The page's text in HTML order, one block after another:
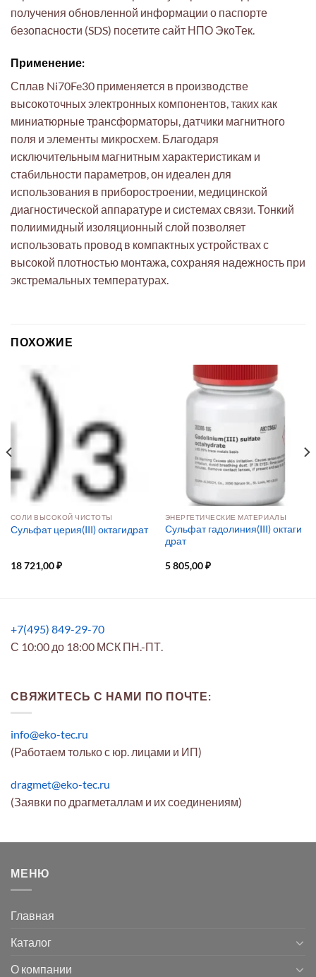
получения обновленной информации о паспорте
безопасности (SDS) посетите сайт НПО ЭкоТек.
Применение:
Сплав Ni70Fe30 применяется в производстве
высокоточных электронных компонентов, таких как
миниатюрные трансформаторы, датчики магнитного
поля и элементы микросхем. Благодаря
исключительным магнитным характеристикам и
стабильности параметров, он идеален для
использования в приборостроении, медицинской
диагностической аппаратуре и системах связи. Тонкий
полиимидный изоляционный слой позволяет
использовать провод в компактных устройствах с
высокой плотностью монтажа, сохраняя надежность при
экстремальных температурах.
ПОХОЖИЕ
СОЛИ ВЫСОКОЙ ЧИСТОТЫ
Сульфат церия(III) октагидрат
18 721,00₽
ЭНЕРГЕТИЧЕСКИЕ МАТЕРИАЛЫ
Сульфат гадолиния(III) октаги
драт
5 805,00₽
+7(495) 849-29-70
С 10:00 до 18:00 МСК ПН.-ПТ.
СВЯЖИТЕСЬ С НАМИ ПО ПОЧТЕ:
info@eko-tec.ru
(Работаем только с юр. лицами и ИП)
dragmet@eko-tec.ru
(Заявки по драгметаллам и их соединениям)
МЕНЮ
Главная
Каталог
О компании